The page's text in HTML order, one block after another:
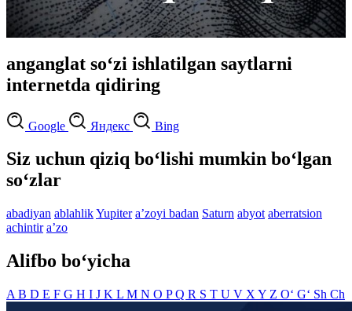
anganglat so‘zi ishlatilgan saytlarni
internetda qidiring
Google Яндекс Bing
Siz uchun qiziq bo‘lishi mumkin bo‘lgan
so‘zlar
abadiyan ablahlikYupiter aʼzoyi badan Saturn abyot aberratsion
achintir aʼzo
Alifbo bo‘yicha
A B D E F G H I J K L M N O PQ R S T U V X Y Z O‘ G‘ Sh Ch